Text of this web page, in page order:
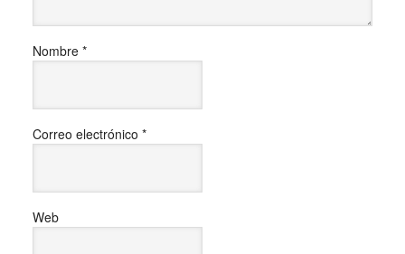
Nombre *
Correo electrónico *
Web